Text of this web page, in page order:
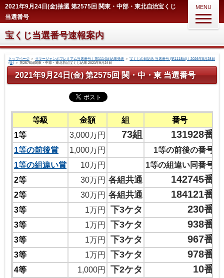
2021年9月24日(金)抽選 第2575回 関東・中部・東北自治宝くじ
当選番号
宝くじ当選番号速報案内
MENU
トップページ＞ サマージャンボプレミアム当選番号｜第1114回 結果発表 ＞宝くじの日記念 当選番号 (第1118回)｜2026年8月28日
(金)＞ 第2575回関東・中部・東北自治宝くじ結果 2021年9月24日
2021年9月24日(金) 第2575回 関・中・東 当選番号
等級 金額 組
番号
1等
3,000万円 73組 131928番
1等の前後賞 1,000万円
1等の前後の番号
1等の組違い賞
10万円
1等の組違い同番号
2等
30万円 各組共通 142745番
2等 30万円 各組共通 184121番
3等 1万円 下3ケタ 230番
3等 1万円 下3ケタ 938番
3等 1万円 下3ケタ 967番
3等 1万円 下3ケタ 978番
4等 1,000円 下2ケタ 10番